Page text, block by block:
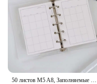
Journal is a
function, making it a
collection of writing